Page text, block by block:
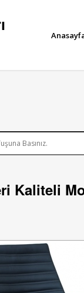
Kaliteli